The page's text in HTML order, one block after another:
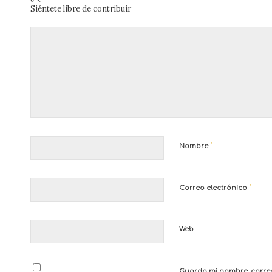
Siéntete libre de contribuir
Nombre*
Correo electrónico *
Web